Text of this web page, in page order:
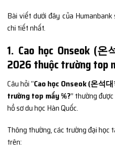
Bài viết dưới đây của
chi tiết nhất.
1. Cao học Onseok (
2026 thuộc trường top
Câu hỏi “Cao học Onseok (온석
trường top mấy %?” thường
hồ sơ du học Hàn Quốc.
Thông thường, các trường đại học
trên: